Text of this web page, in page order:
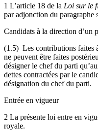
1 L’article 18 de la Loi sur le
par adjonction du paragraphe
Candidats à la direction d’un
(1.5) Les contributions faites
ne peuvent être faites
désigner le chef du parti
dettes contractées par le
désignation du chef du parti.
Entrée en vigueur
2 La présente loi entre en
royale.